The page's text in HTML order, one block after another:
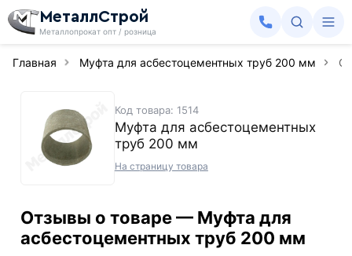
МеталлСтрой
Металлопрокат опт / розница
Главная Муфта для асбестоцементных труб 200 мм
Код товара: 1514
Муфта для асбестоцементных
труб 200 мм
На страницу товара
Отзывы о товаре — Муфта для
асбестоцементных труб 200 мм